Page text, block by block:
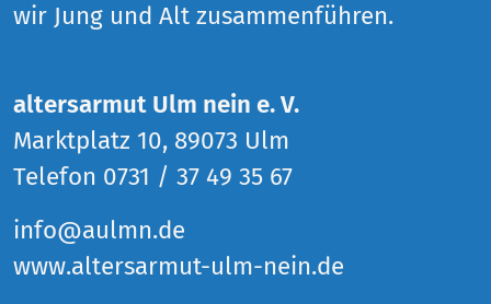
wir Jung und Alt zusammenführen.
altersarmut Ulm nein e. V.
Marktplatz 10, 89073 Ulm
Telefon 0731 / 37 49 35 67
info@aulmn.de
www.altersarmut-ulm-nein.de